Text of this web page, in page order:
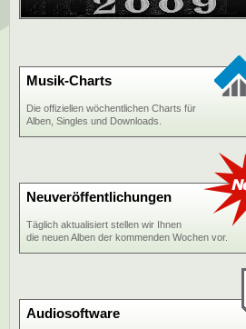
Musik-Charts
Die offiziellen wöchentlichen Charts für
Alben, Singles und Downloads.
Neuveröffentlichungen
Täglich aktualisiert stellen wir Ihnen
die neuen Alben der kommenden Wochen vor.
Audiosoftware